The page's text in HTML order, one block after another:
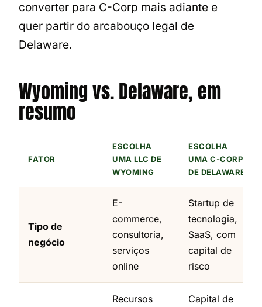
converter para C-Corp mais adiante e
quer partir do arcabouço legal de
Delaware.
Wyoming vs. Delaware, em
resumo
FATOR
ESCOLHA
UMA LLC DE
WYOMING
ESCOLHA
UMA C-CORP
DE DELAWARE
Tipo de
negócio
E-
commerce,
consultoria,
serviços
online
Startup de
tecnologia,
SaaS, com
capital de
risco
Recursos
Capital de